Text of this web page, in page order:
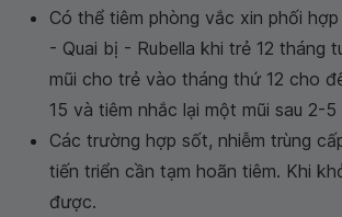
Có thể tiêm phòng vắc xin phối
- Quai bị - Rubella khi trẻ 12 tháng
mũi cho trẻ vào tháng thứ 12 cho
15 và tiêm nhắc lại một mũi sau 2-5
Các trường hợp sốt, nhiễm trùng
tiến triển cần tạm hoãn tiêm. Khi
được.